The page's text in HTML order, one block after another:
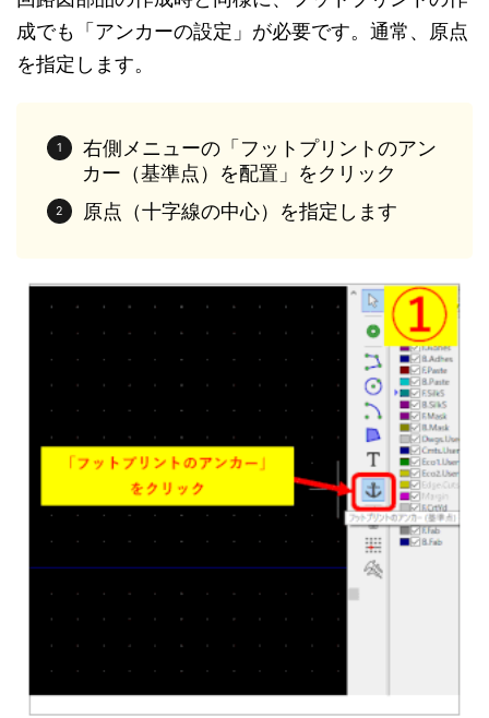
成でも「アンカーの設定」が必要です。通常、原点
を指定します。
右側メニューの「フットプリントのアン
カー（基準点）を配置」をクリック
原点（十字線の中心）を指定します